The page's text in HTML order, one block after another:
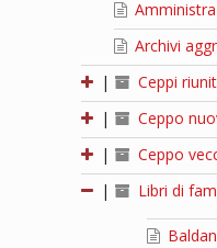
Archivi
|
Ceppi
|
Ceppo
|
Ceppo
|
Libri di